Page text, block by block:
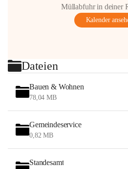
Müllabfuhr in deiner
Kalender
Dateien
Bauen & Wohnen
78,04 MB
Gemeindeservice
0,82 MB
Standesamt